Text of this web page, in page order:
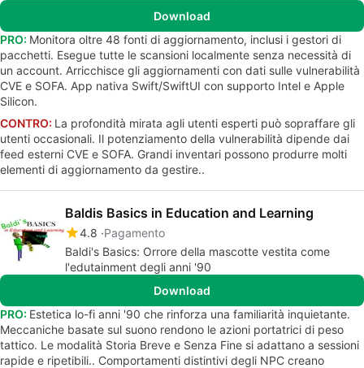
Download
PRO: Monitora oltre 48 fonti di aggiornamento, inclusi i gestori di
pacchetti. Esegue tutte le scansioni localmente senza necessità di
un account. Arricchisce gli aggiornamenti con dati sulle vulnerabilità
CVE e SOFA. App nativa Swift/SwiftUI con supporto Intel e Apple
Silicon.
CONTRO: La profondità mirata agli utenti esperti può sopraffare gli
utenti occasionali. Il potenziamento della vulnerabilità dipende dai
feed esterni CVE e SOFA. Grandi inventari possono produrre molti
elementi di aggiornamento da gestire..
Baldis Basics in Education and Learning
4.8 Pagamento
Baldi's Basics: Orrore della mascotte vestita come
l'edutainment degli anni '90
Download
PRO: Estetica lo-fi anni '90 che rinforza una familiarità inquietante.
Meccaniche basate sul suono rendono le azioni portatrici di peso
tattico. Le modalità Storia Breve e Senza Fine si adattano a sessioni
rapide e ripetibili.. Comportamenti distintivi degli NPC creano